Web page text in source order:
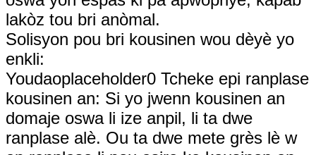
lakòz tou bri anòmal.
Solisyon pou bri kousinen wou dèyè yo
enkli:
Youdaoplaceholder0 Tcheke epi ranplase
kousinen an: Si yo jwenn kousinen an
domaje oswa li ize anpil, li ta dwe
ranplase alè. Ou ta dwe mete grès lè w